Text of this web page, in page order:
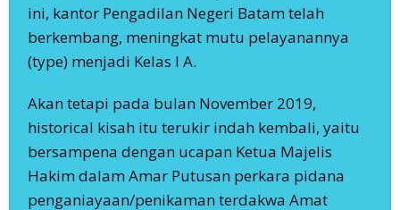
ini, kantor Pengadilan Negeri Batam telah
berkembang, meningkat mutu pelayanannya
(type) menjadi Kelas I A.
Akan tetapi pada bulan November 2019,
historical kisah itu terukir indah kembali, yaitu
bersampena dengan ucapan Ketua Majelis
Hakim dalam Amar Putusan perkara pidana
penganiayaan/penikaman terdakwa Amat